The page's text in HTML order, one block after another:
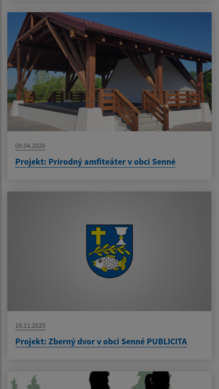
09.04.2026
Projekt: Prírodný amfiteáter v obci Senné
10.11.2025
Projekt: Zberný dvor v obci Senné PUBLICITA